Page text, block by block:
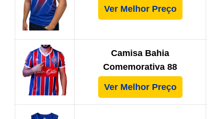
Ver Melhor Preço
Camisa Bahia
Comemorativa 88
Ver Melhor Preço